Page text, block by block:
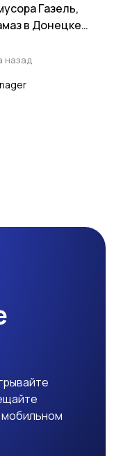
Газель,
в Донецке
ДНР
назад
мобильном